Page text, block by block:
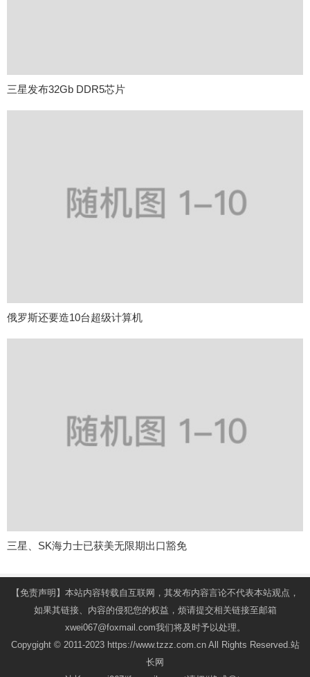
三星发布32Gb DDR5芯片
俄罗斯还要造10台超级计算机
三星、SK海力士已获美无限期出口豁免
【免责声明】本站内容转载自互联网，其发布内容言论不代表本站观点，
如果其链接、内容的侵犯您的权益，烦请提交相关链接至邮箱
xwei067@foxmail.com我们将及时予以处理。
Copygight © 2011-2023 https://www.tzzz.com.cn All Rights Reserved.站
长网